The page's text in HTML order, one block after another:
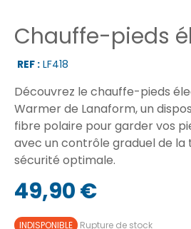
Chauffe-pieds
REF : LF418
Découvrez le chauffe-pieds
Warmer de Lanaform, un
fibre polaire pour garder vos
avec un contrôle graduel de
sécurité optimale.
49,90 €
INDISPONIBLE Rupture de stock